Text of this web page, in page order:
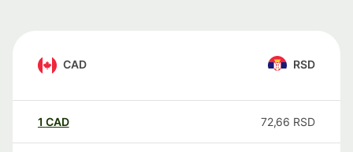
CAD RSD
1 CAD 72,66 RSD